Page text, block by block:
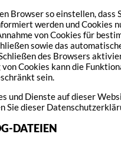
Browser so einstellen, dass
werden und Cookies
von Cookies für
sowie das
des Browsers
Cookies kann die
sein.
und Dienste auf dieser
Sie dieser
DATEIEN